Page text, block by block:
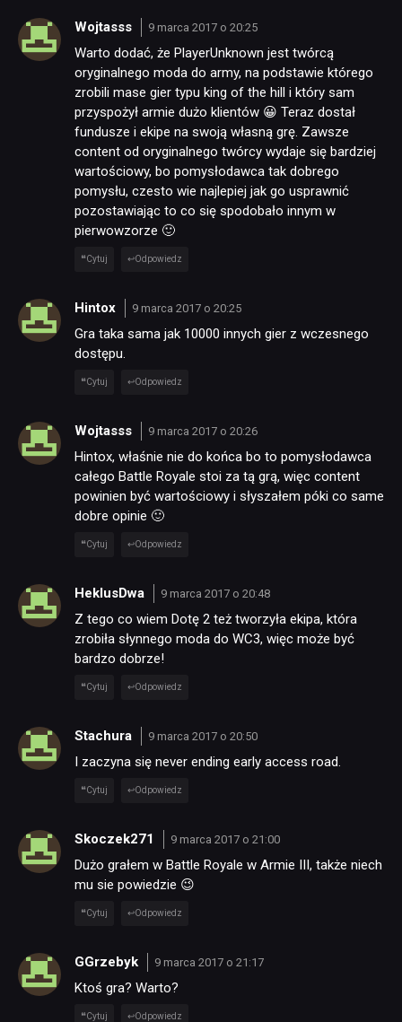
NEWSY
RECENZJE
KULTURA
RETRO
TECHNOLOGIE
DYSKUSJE
SKLEP
Wojtasss 9 marca 2017 o 20:25
Warto dodać, że PlayerUnknown jest twórcą
oryginalnego moda do army, na podstawie którego
zrobili mase gier typu king of the hill i który sam
przyspożył armie dużo klientów 😀 Teraz dostał
fundusze i ekipe na swoją własną grę. Zawsze
content od oryginalnego twórcy wydaje się bardziej
wartościowy, bo pomysłodawca tak dobrego
pomysłu, czesto wie najlepiej jak go usprawnić
pozostawiając to co się spodobało innym w
pierwowzorze 🙂
Cytuj Odpowiedz
Hintox 9 marca 2017 o 20:25
Gra taka sama jak 10000 innych gier z wczesnego
dostępu.
Cytuj Odpowiedz
Wojtasss 9 marca 2017 o 20:26
Hintox, właśnie nie do końca bo to pomysłodawca
całego Battle Royale stoi za tą grą, więc content
powinien być wartościowy i słyszałem póki co same
dobre opinie 🙂
Cytuj Odpowiedz
HeklusDwa 9 marca 2017 o 20:48
Z tego co wiem Dotę 2 też tworzyła ekipa, która
zrobiła słynnego moda do WC3, więc może być
bardzo dobrze!
Cytuj Odpowiedz
Stachura 9 marca 2017 o 20:50
I zaczyna się never ending early access road.
Cytuj Odpowiedz
Skoczek271 9 marca 2017 o 21:00
Dużo grałem w Battle Royale w Armie III, także niech
mu sie powiedzie 😉
Cytuj Odpowiedz
GGrzebyk 9 marca 2017 o 21:17
Ktoś gra? Warto?
Cytuj Odpowiedz